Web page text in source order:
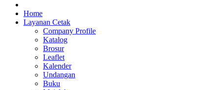
Jasa Cetak Online DMG Printing
Home
Layanan Cetak
Company Profile
Katalog
Brosur
Leaflet
Kalender
Undangan
Buku